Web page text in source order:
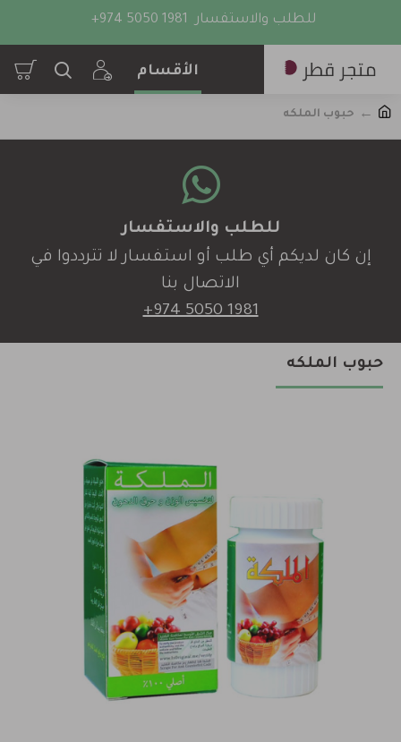
للطلب والاستفسار +974 5050 1981
حبوب الملكه
للطلب والاستفسار
إن كان لديكم أي طلب أو استفسار لا تترددوا في
الاتصال بنا
+974 5050 1981
حبوب الملكه